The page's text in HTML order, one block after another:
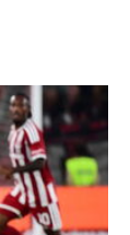
καλό